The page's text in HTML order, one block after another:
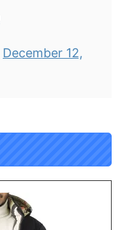
December 12,